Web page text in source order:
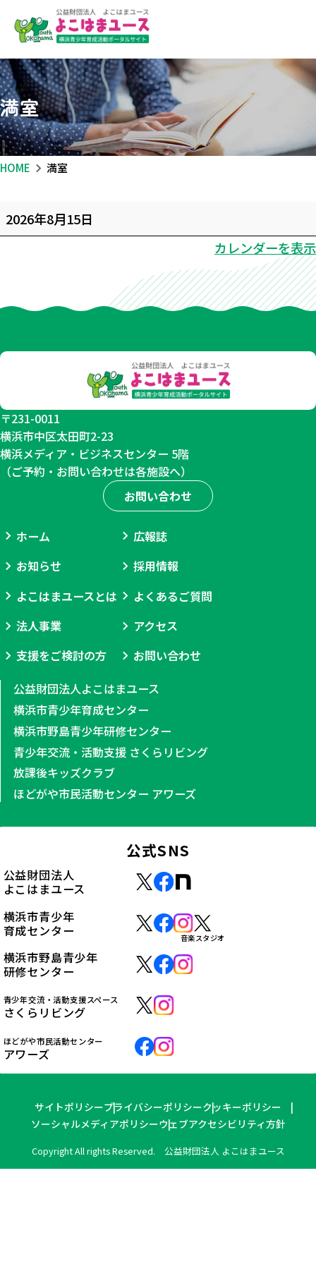
満室
HOME 満室
満
室
2026年8月15日
カレンダーを表示
〒231-0011
横浜市中区太田町2-23
横浜メディア・ビジネスセンター 5階
（ご予約・お問い合わせは各施設へ）
お問い合わせ
ホーム
お知らせ
よこはまユースとは
法人事業
支援をご検討の方
広報誌
採用情報
よくあるご質問
アクセス
お問い合わせ
公益財団法人よこはまユース
横浜市青少年育成センター
横浜市野島青少年研修センター
青少年交流・活動支援 さくらリビング
放課後キッズクラブ
ほどがや市民活動センター アワーズ
公式SNS
公益財団法人
よこはまユース
横浜市青少年
育成センター
音楽スタジオ
横浜市野島青少年
研修センター
青少年交流・活動支援スペース
さくらリビング
ほどがや市民活動センター
アワーズ
サイトポリシープライバシーポリシークッキーポリシー
ソーシャルメディアポリシーウェブアクセシビリティ方針
Copyright All rights Reserved. 公益財団法人 よこはまユース